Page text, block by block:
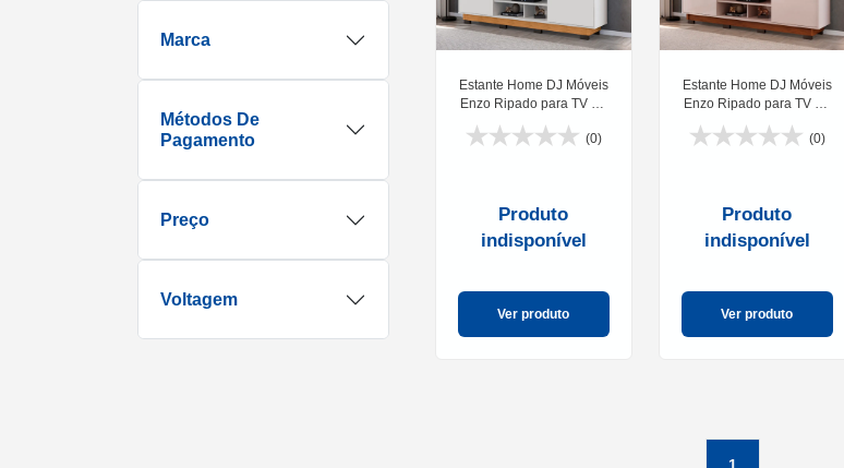
Marca
Métodos De
Pagamento
Preço
Voltagem
Estante Home DJ Móveis
Enzo Ripado para TV de
até 70 Polegadas com
Prateleira e Nicho(0)
Produto
indisponível
Ver produto
Estante Home DJ Móveis
Enzo Ripado para TV de
até 70 Polegadas com
Prateleira e Nicho(0)
Produto
indisponível
Ver produto